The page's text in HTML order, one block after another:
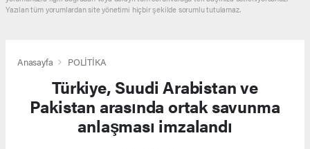
Yazılan tüm yorumlardan site yönetimi hiçbir şekilde sorumlu tutulamaz.
Anasayfa POLİTİKA
Türkiye, Suudi Arabistan ve
Pakistan arasında ortak savunma
anlaşması imzalandı